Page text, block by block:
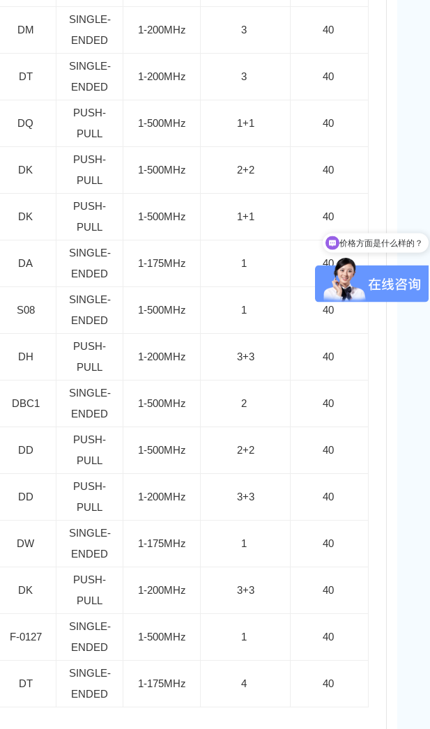
DM
SINGLE-
ENDED
1-200MHz 3 40
DT
SINGLE-
ENDED
1-200MHz 3 40
DQ
PUSH-
PULL
1-500MHz 1+1 40
DK
PUSH-
PULL
1-500MHz 2+2 40
DK
PUSH-
PULL
1-500MHz 1+1 40
DA
SINGLE-
ENDED
1-175MHz 1 40
S08
SINGLE-
ENDED
1-500MHz 1 40
DH
PUSH-
PULL
1-200MHz 3+3 40
DBC1
SINGLE-
ENDED
1-500MHz 2 40
DD
PUSH-
PULL
1-500MHz 2+2 40
DD
PUSH-
PULL
1-200MHz 3+3 40
DW
SINGLE-
ENDED
1-175MHz 1 40
DK
PUSH-
PULL
1-200MHz 3+3 40
F-0127
SINGLE-
ENDED
1-500MHz 1 40
DT
SINGLE-
ENDED
1-175MHz 4 40
价格方面是什么样的？
可以提供哪些品牌产品？